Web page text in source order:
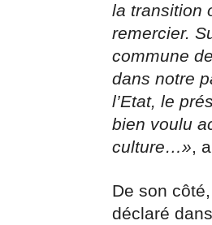
la transition
remercier.
commune
dans notre
l’Etat, le
bien voulu
culture…»,
De son
déclaré